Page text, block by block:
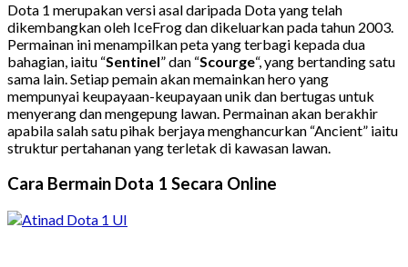
Dota 1 merupakan versi asal daripada Dota yang telah
dikembangkan oleh IceFrog dan dikeluarkan pada tahun 2003.
Permainan ini menampilkan peta yang terbagi kepada dua
bahagian, iaitu “Sentinel” dan “Scourge“, yang bertanding satu
sama lain. Setiap pemain akan memainkan hero yang
mempunyai keupayaan-keupayaan unik dan bertugas untuk
menyerang dan mengepung lawan. Permainan akan berakhir
apabila salah satu pihak berjaya menghancurkan “Ancient” iaitu
struktur pertahanan yang terletak di kawasan lawan.
Cara Bermain Dota 1 Secara Online